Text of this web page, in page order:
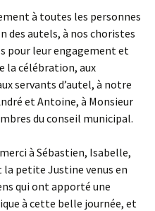
à toutes les personnes
des autels, à nos choristes
pour leur engagement et
la célébration, aux
servants d’autel, à notre
et Antoine, à Monsieur
du conseil municipal.
à Sébastien, Isabelle,
la petite Justine venus en
qui ont apporté une
à cette belle journée, et